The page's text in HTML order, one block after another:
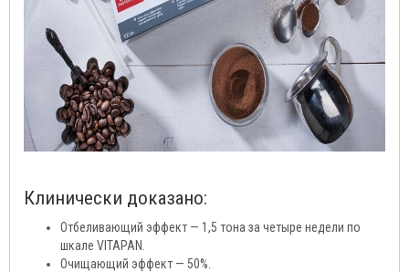
Клинически доказано:
Отбеливающий эффект — 1,5 тона за четыре недели по
шкале VITAPAN.
Очищающий эффект — 50%.